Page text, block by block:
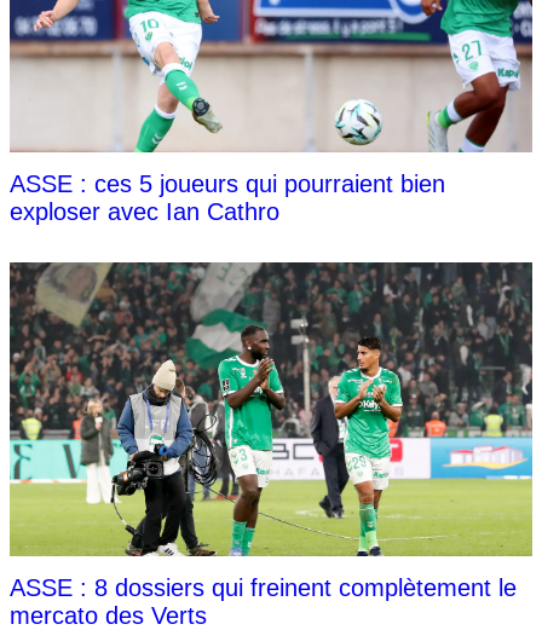
ASSE : ces 5 joueurs qui pourraient bien
exploser avec Ian Cathro
ASSE : 8 dossiers qui freinent complètement le
mercato des Verts